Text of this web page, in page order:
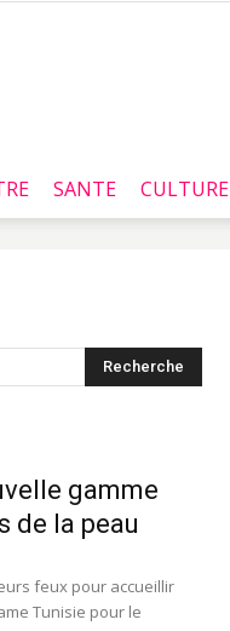
SANTE CULTURE
gamme
de la peau
feux pour accueillir
Tunisie pour le